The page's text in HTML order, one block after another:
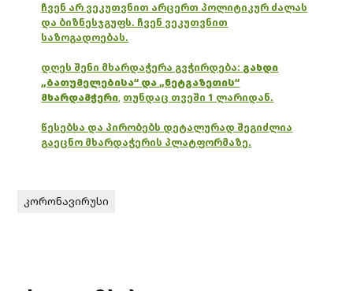
ჩვენ არ ვეკუთვნით არცერთ პოლიტიკურ ძალას
და ბიზნესჯგუფს. ჩვენ ვეკუთვნით
საზოგადოებას.
დღეს შენი მხარდაჭერა გვჭირდება: გახდი
„ბათუმელებისა“ და „ნეტგაზეთის“
მხარდამჭერი, თუნდაც თვეში 1 ლარიდან.
წესებსა და პირობებს დეტალურად შეგიძლია
გაეცნო მხარდაჭერის პლატფორმაზე.
კორონავირუსი